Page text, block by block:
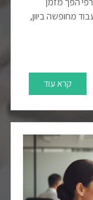
מחופשה ביוון,
קרא עוד